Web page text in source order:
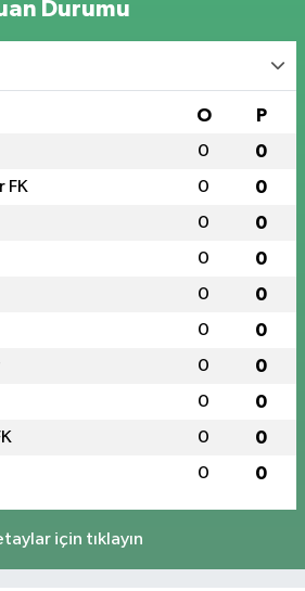
Durumu
O P
0 0
FK 0 0
0 0
0 0
0 0
0 0
0 0
0 0
0 0
0 0
için tıklayın